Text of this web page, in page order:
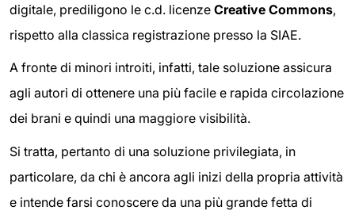
digitale, prediligono le c.d. licenze Creative Commons,
rispetto alla classica registrazione presso la SIAE.
A fronte di minori introiti, infatti, tale soluzione assicura
agli autori di ottenere una più facile e rapida circolazione
dei brani e quindi una maggiore visibilità.
Si tratta, pertanto di una soluzione privilegiata, in
particolare, da chi è ancora agli inizi della propria attività
e intende farsi conoscere da una più grande fetta di